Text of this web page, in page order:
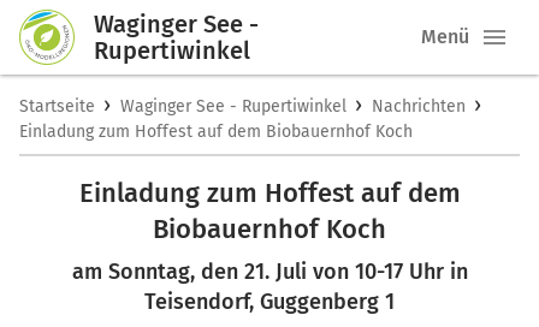
Waginger See -
Rupertiwinkel
Menü
Startseite › Waginger See - Rupertiwinkel › Nachrichten ›
Einladung zum Hoffest auf dem Biobauernhof Koch
Einladung zum Hoffest auf dem
Biobauernhof Koch
am Sonntag, den 21. Juli von 10-17 Uhr in
Teisendorf, Guggenberg 1